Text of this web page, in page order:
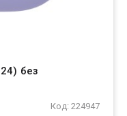
без
Код: 224947